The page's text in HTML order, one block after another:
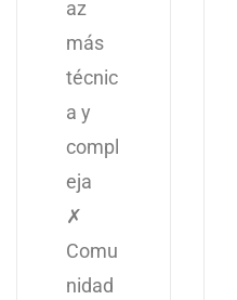
az
más
técnic
a y
compl
eja
✗
Comu
nidad